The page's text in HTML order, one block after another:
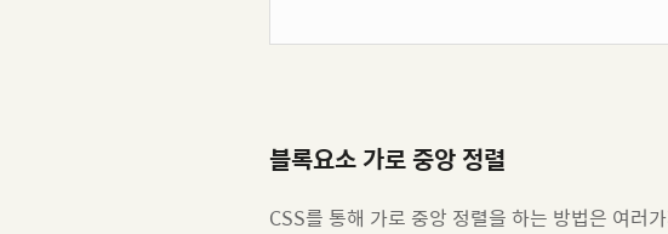
블록요소 가로 중앙 정렬
CSS를 통해 가로 중앙 정렬을 하는 방법은 여러